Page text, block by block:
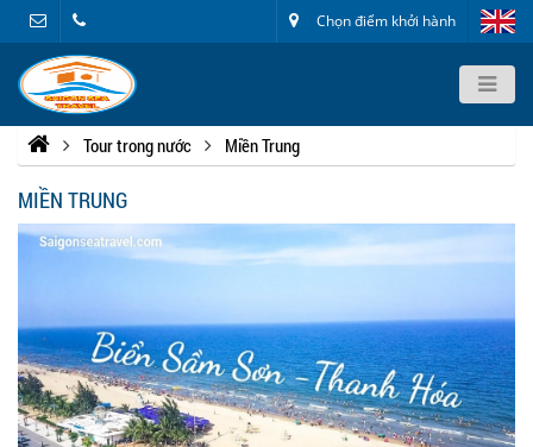
Chọn điểm khởi hành
Tour trong nước Miền Trung
MIỀN TRUNG